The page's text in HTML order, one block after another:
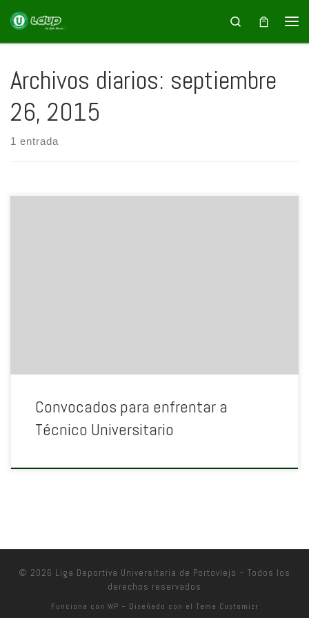
Saltar al contenido Search
Archivos diarios: septiembre
26, 2015
1 entrada
Convocados para enfrentar a
Técnico Universitario
© 2026 Liga Deportiva Universitaria de Portoviejo – Todos los
derechos reservados
Funciona con WP – Diseñado con el Tema Customizr